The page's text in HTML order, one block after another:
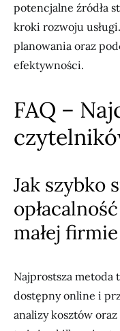
potencjalne źródła
kroki rozwoju
planowania oraz
efektywności.
FAQ –
Jak szybko
małej firmie
Najprostsza
dostępny online i
analizy kosztów